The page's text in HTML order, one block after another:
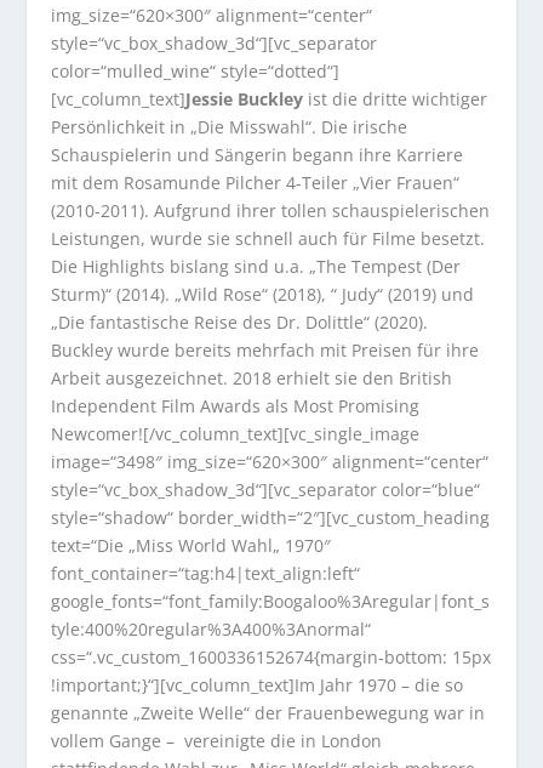
img_size=“620×300″ alignment=“center“
style=“vc_box_shadow_3d“][vc_separator
color=“mulled_wine“ style=“dotted“]
[vc_column_text]Jessie Buckley ist die dritte wichtiger
Persönlichkeit in „Die Misswahl“. Die irische
Schauspielerin und Sängerin begann ihre Karriere
mit dem Rosamunde Pilcher 4-Teiler „Vier Frauen“
(2010-2011). Aufgrund ihrer tollen schauspielerischen
Leistungen, wurde sie schnell auch für Filme besetzt.
Die Highlights bislang sind u.a. „The Tempest (Der
Sturm)“ (2014). „Wild Rose“ (2018), “ Judy“ (2019) und
„Die fantastische Reise des Dr. Dolittle“ (2020).
Buckley wurde bereits mehrfach mit Preisen für ihre
Arbeit ausgezeichnet. 2018 erhielt sie den British
Independent Film Awards als Most Promising
Newcomer![/vc_column_text][vc_single_image
image=“3498″ img_size=“620×300″ alignment=“center“
style=“vc_box_shadow_3d“][vc_separator color=“blue“
style=“shadow“ border_width=“2″][vc_custom_heading
text=“Die „Miss World Wahl„ 1970″
font_container=“tag:h4|text_align:left“
google_fonts=“font_family:Boogaloo%3Aregular|font_s
tyle:400%20regular%3A400%3Anormal“
css=“.vc_custom_1600336152674{margin-bottom: 15px
!important;}“][vc_column_text]Im Jahr 1970 – die so
genannte „Zweite Welle“ der Frauenbewegung war in
vollem Gange – vereinigte die in London